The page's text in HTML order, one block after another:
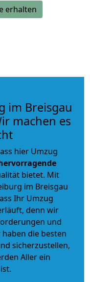
erhalten
im Breisgau
machen es
hier Umzug
bietet. Mit
im Breisgau
Ihr Umzug
denn wir
und
die besten
sicherzustellen,
Aller ein